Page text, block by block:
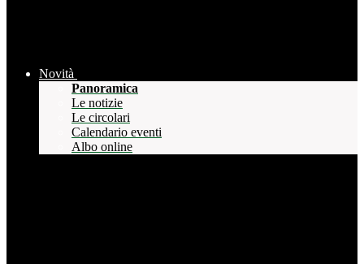
Novità
Panoramica
Le notizie
Le circolari
Calendario eventi
Albo online